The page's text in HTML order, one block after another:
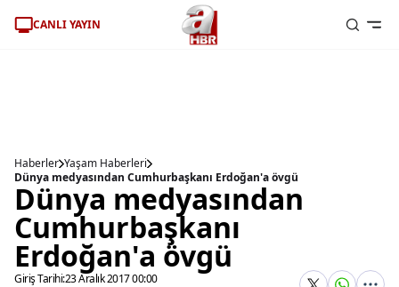
CANLI YAYIN
Haberler Yaşam Haberleri
Dünya medyasından Cumhurbaşkanı Erdoğan'a övgü
Dünya medyasından
Cumhurbaşkanı
Erdoğan'a övgü
Giriş Tarihi:23 Aralık 2017 00:00